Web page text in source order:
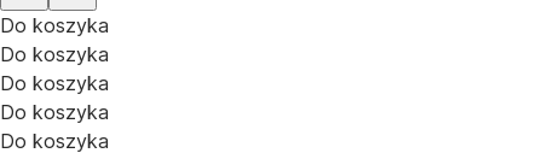
Do koszyka
Do koszyka
Do koszyka
Do koszyka
Do koszyka